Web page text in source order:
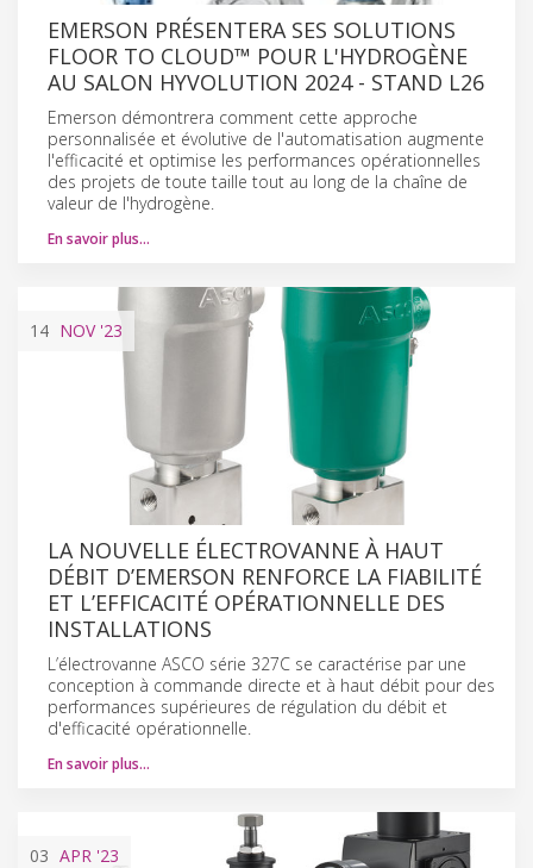
EMERSON PRÉSENTERA SES SOLUTIONS
FLOOR TO CLOUD™ POUR L'HYDROGÈNE
AU SALON HYVOLUTION 2024 - STAND L26
Emerson démontrera comment cette approche
personnalisée et évolutive de l'automatisation augmente
l'efficacité et optimise les performances opérationnelles
des projets de toute taille tout au long de la chaîne de
valeur de l'hydrogène.
En savoir plus…
14 NOV'23
LA NOUVELLE ÉLECTROVANNE À HAUT
DÉBIT D’EMERSON RENFORCE LA FIABILITÉ
ET L’EFFICACITÉ OPÉRATIONNELLE DES
INSTALLATIONS
L’électrovanne ASCO série 327C se caractérise par une
conception à commande directe et à haut débit pour des
performances supérieures de régulation du débit et
d'efficacité opérationnelle.
En savoir plus…
03 APR '23